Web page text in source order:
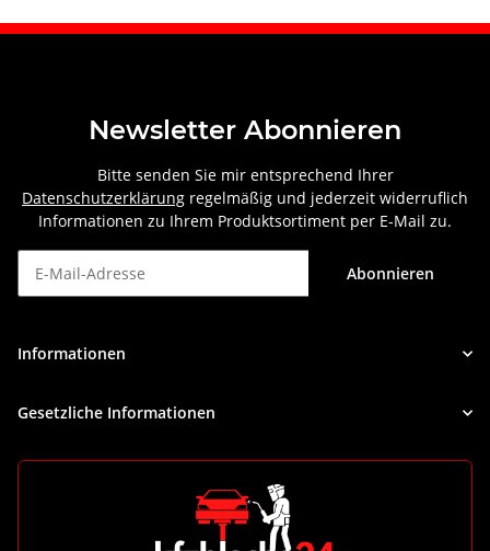
Newsletter Abonnieren
Bitte senden Sie mir entsprechend Ihrer
Datenschutzerklärung regelmäßig und jederzeit widerruflich
Informationen zu Ihrem Produktsortiment per E-Mail zu.
Abonnieren
Informationen
Gesetzliche Informationen